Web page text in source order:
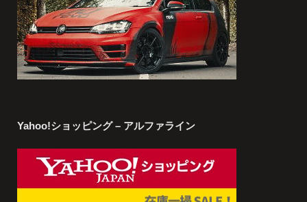
Yahoo!ショッピング – アルファライン